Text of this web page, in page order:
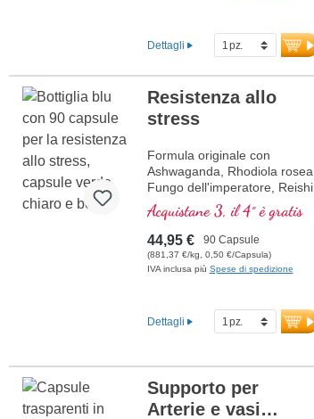
Dettagli
Resistenza allo
stress
Formula originale con
Ashwaganda, Rhodiola rosea,
Fungo dell'imperatore, Reishi
e acido pantotenico, che
contribuisce alla normale
prestazioni mentali. La
vitamina E aiuta a proteggere
le cellule dallo stress
Acquistane 3, il 4° è gratis
44,95 € 90 Capsule
(881,37 €/kg, 0,50 €/Capsula)
IVA inclusa più Spese di spedizione
Dettagli
Supporto per
Arterie e vasi